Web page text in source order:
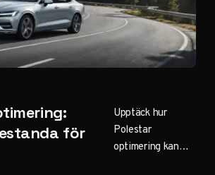
för
Upptäck hur
Polestar
optimering kan